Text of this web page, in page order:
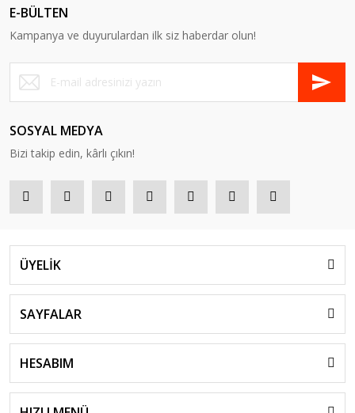
E-BÜLTEN
Kampanya ve duyurulardan ilk siz haberdar olun!
SOSYAL MEDYA
Bizi takip edin, kârlı çıkın!
ÜYELİK
SAYFALAR
HESABIM